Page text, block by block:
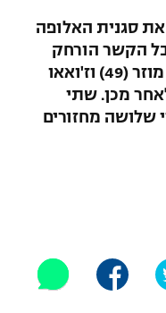
(38) קירבה את סגנית האלופה
הקשר הורחק
לראשונה בקריירה לאחר אירוע מוזר (49) וז'ואאו
דקות לאחר מכן. שתי
שלושה מחזורים